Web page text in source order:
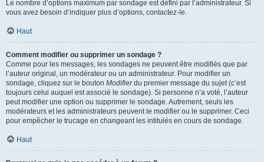
Le nombre d’options maximum par sondage est défini par l’administrateur. Si
vous avez besoin d’indiquer plus d’options, contactez-le.
Haut
Comment modifier ou supprimer un sondage ?
Comme pour les messages, les sondages ne peuvent être modifiés que par
l’auteur original, un modérateur ou un administrateur. Pour modifier un
sondage, cliquez sur le bouton Modifierdu premier message du sujet (c’est
toujours celui auquel est associé le sondage). Si personne n’a voté, l’auteur
peut modifier une option ou supprimer le sondage. Autrement, seuls les
modérateurs et les administrateurs peuvent le modifier ou le supprimer. Ceci
pour empêcher le trucage en changeant les intitulés en cours de sondage.
Haut